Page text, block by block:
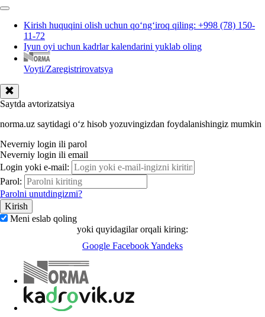
Kirish huquqini olish uchun qoʻngʻiroq qiling: +998 (78) 150-
11-72
Iyun oyi uchun kadrlar kalendarini yuklab oling
Voyti/Zaregistrirovatsya
Saytda avtorizatsiya
norma.uz saytidagi oʻz hisob yozuvingizdan foydalanishingiz mumkin
Neverniy login ili parol
Neverniy login ili email
Login yoki e-mail:
Parol:
Parolni unutdingizmi?
Meni eslab qoling
yoki quyidagilar orqali kiring:
Google FacebookYandeks